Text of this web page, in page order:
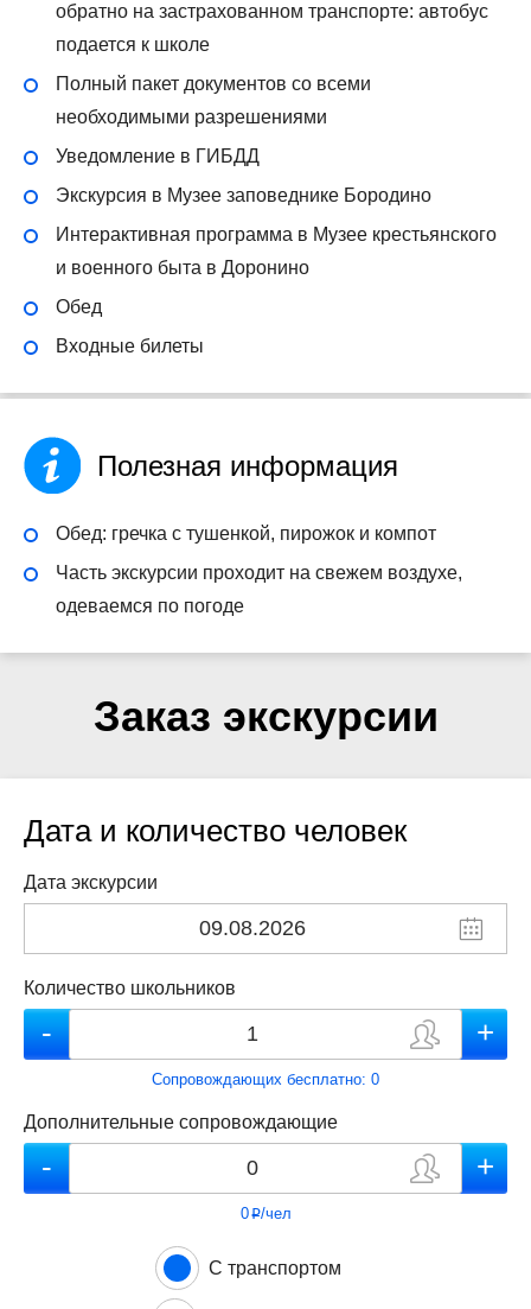
обратно на застрахованном транспорте: автобус
подается к школе
Полный пакет документов со всеми
необходимыми разрешениями
Уведомление в ГИБДД
Экскурсия в Музее заповеднике Бородино
Интерактивная программа в Музее крестьянского
и военного быта в Доронино
Обед
Входные билеты
Полезная информация
Обед: гречка с тушенкой, пирожок и компот
Часть экскурсии проходит на свежем воздухе,
одеваемся по погоде
Заказ экскурсии
Дата и количество человек
Дата экскурсии
Количество школьников
Сопровождающих бесплатно: 0
Дополнительные сопровождающие
0p/чел
С транспортом